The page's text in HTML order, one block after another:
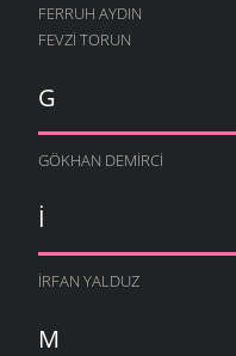
FERRUH AYDIN
FEVZI TORUN
G
GÖKHAN DEMIRCI
I
İRFAN YALDUZ
M